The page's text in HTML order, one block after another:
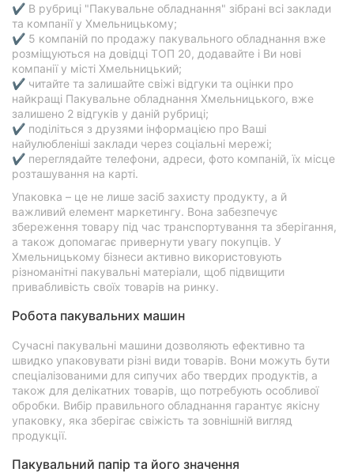
✔ В рубриці "Пакувальне обладнання" зібрані всі заклади
та компанії у Хмельницькому;
✔ 5 компаній по продажу пакувального обладнання вже
розміщуються на довідці ТОП 20, додавайте і Ви нові
компанії у місті Хмельницький;
✔ читайте та залишайте свіжі відгуки та оцінки про
найкращі Пакувальне обладнання Хмельницького, вже
залишено 2 відгуків у даній рубриці;
✔ поділіться з друзями інформацією про Ваші
найулюбленіші заклади через соціальні мережі;
✔ переглядайте телефони, адреси, фото компаній, їх місце
розташування на карті.
Упаковка – це не лише засіб захисту продукту, а й
важливий елемент маркетингу. Вона забезпечує
збереження товару під час транспортування та зберігання,
а також допомагає привернути увагу покупців. У
Хмельницькому бізнеси активно використовують
різноманітні пакувальні матеріали, щоб підвищити
привабливість своїх товарів на ринку.
Робота пакувальних машин
Сучасні пакувальні машини дозволяють ефективно та
швидко упаковувати різні види товарів. Вони можуть бути
спеціалізованими для сипучих або твердих продуктів, а
також для делікатних товарів, що потребують особливої
обробки. Вибір правильного обладнання гарантує якісну
упаковку, яка зберігає свіжість та зовнішній вигляд
продукції.
Пакувальний папір та його значення